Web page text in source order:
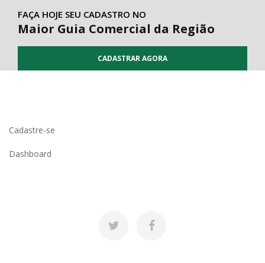
FAÇA HOJE SEU CADASTRO NO
Maior Guia Comercial da Região
CADASTRAR AGORA
Cadastre-se
Dashboard